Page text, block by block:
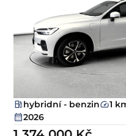
hybridní - benzin 1
2026